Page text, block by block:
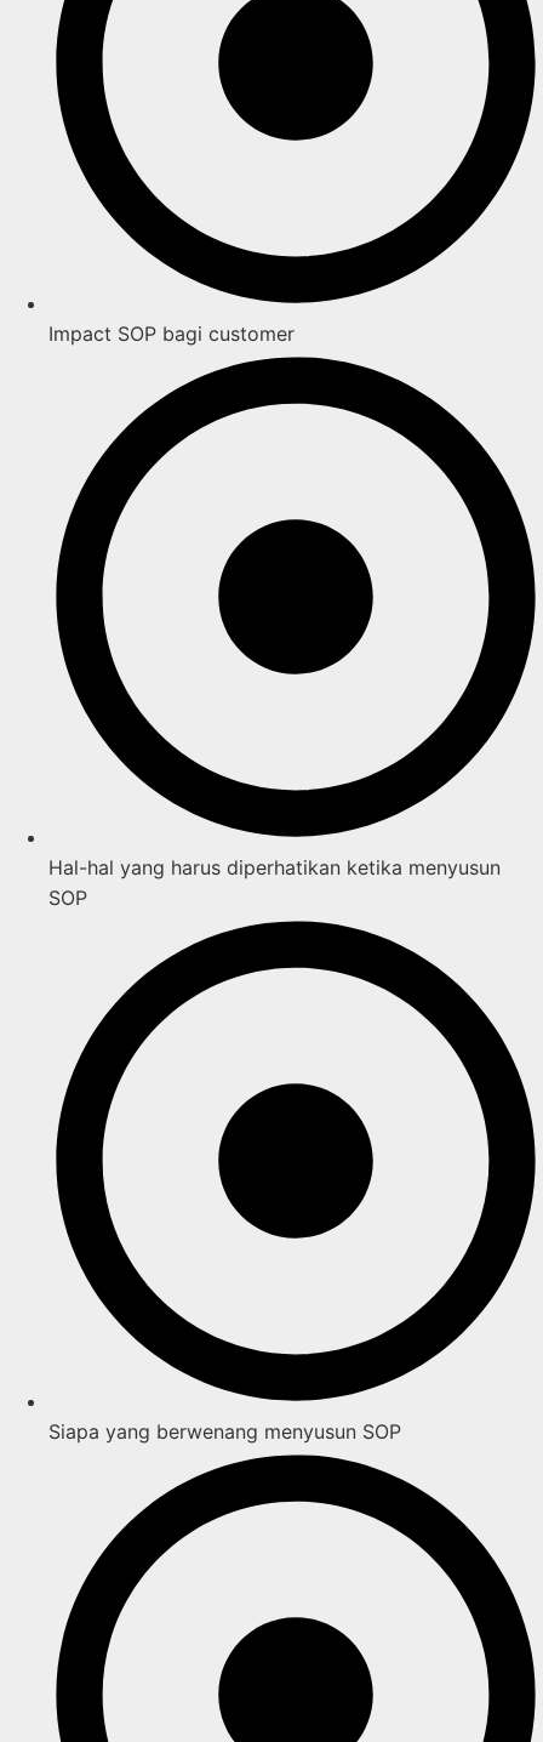
Impact SOP bagi customer
Hal-hal yang harus diperhatikan ketika menyusun
SOP
Siapa yang berwenang menyusun SOP